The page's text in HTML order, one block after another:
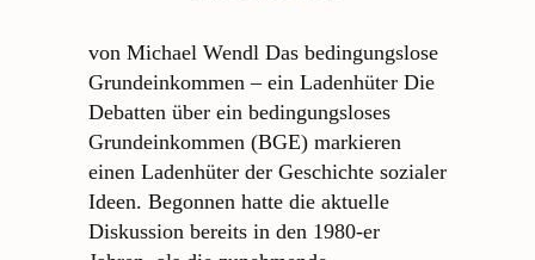
von Michael Wendl Das bedingungslose
Grundeinkommen – ein Ladenhüter Die
Debatten über ein bedingungsloses
Grundeinkommen (BGE) markieren
einen Ladenhüter der Geschichte sozialer
Ideen. Begonnen hatte die aktuelle
Diskussion bereits in den 1980-er